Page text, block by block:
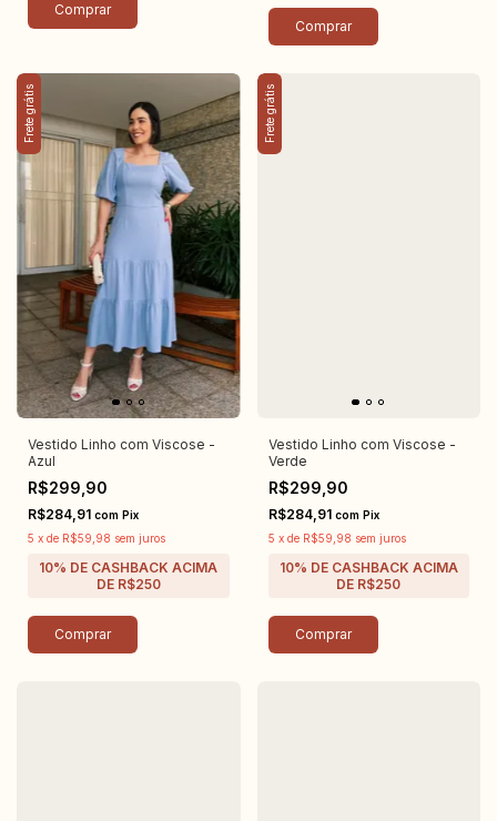
Comprar
Comprar
Frete grátis
Vestido Linho com Viscose -
Azul
R$299,90
R$284,91 com Pix
5 x de R$59,98 sem juros
Comprar
Frete grátis
Vestido Linho com Viscose -
Verde
R$299,90
R$284,91 com Pix
5 x de R$59,98 sem juros
Comprar